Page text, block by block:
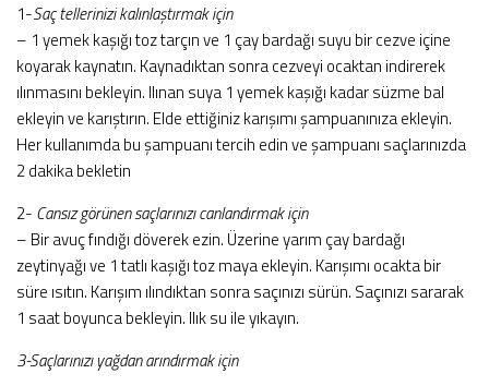
1-Saç tellerinizi kalınlaştırmak için
– 1 yemek kaşığı toz tarçın ve 1 çay bardağı suyu bir cezve içine
koyarak kaynatın. Kaynadıktan sonra cezveyi ocaktan indirerek
ılınmasını bekleyin. Ilınan suya 1 yemek kaşığı kadar süzme bal
ekleyin ve karıştırın. Elde ettiğiniz karışımı şampuanınıza ekleyin.
Her kullanımda bu şampuanı tercih edin ve şampuanı saçlarınızda
2 dakika bekletin
2- Cansız görünen saçlarınızı canlandırmak için
– Bir avuç fındığı döverek ezin. Üzerine yarım çay bardağı
zeytinyağı ve 1 tatlı kaşığı toz maya ekleyin. Karışımı ocakta bir
süre ısıtın. Karışım ılındıktan sonra saçınızı sürün. Saçınızı sararak
1 saat boyunca bekleyin. Ilık su ile yıkayın.
3-Saçlarınızı yağdan arındırmak için